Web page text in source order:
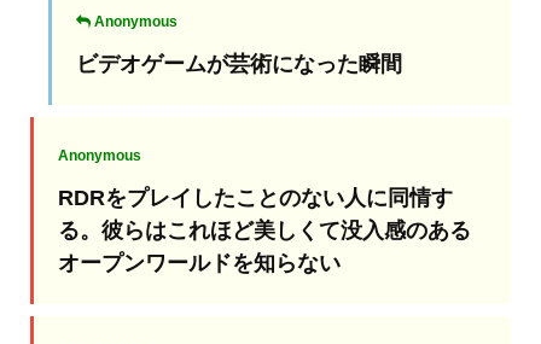
Anonymous
ビデオゲームが芸術になった瞬間
Anonymous
RDRをプレイしたことのない人に同情す
る。彼らはこれほど美しくて没入感のある
オープンワールドを知らない